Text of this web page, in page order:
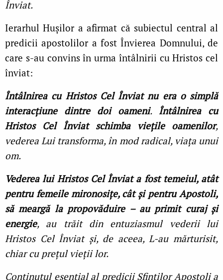
Înviat.
Ierarhul Hușilor a afirmat că subiectul central al
predicii apostolilor a fost Învierea Domnului, de
care s-au convins în urma întâlnirii cu Hristos cel
înviat:
Întâlnirea cu Hristos Cel Înviat nu era o simplă
interacţiune dintre doi oameni. Întâlnirea cu
Hristos Cel Înviat schimba vieţile oamenilor,
vederea Lui transforma, în mod radical, viaţa unui
om.
Vederea lui Hristos Cel Înviat a fost temeiul, atât
pentru femeile mironosiţe, cât și pentru Apostoli,
să meargă la propovăduire – au primit curaj și
energie, au trăit din entuziasmul vederii lui
Hristos Cel Înviat și, de aceea, L-au mărturisit,
chiar cu preţul vieţii lor.
Conţinutul esenţial al predicii Sfinţilor Apostoli a